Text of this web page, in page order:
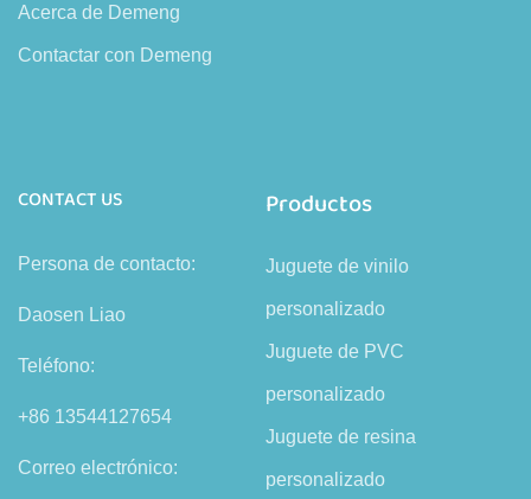
Acerca de Demeng
Contactar con Demeng
CONTACT US
Persona de contacto:
Daosen Liao
Teléfono:
+86 13544127654
Correo electrónico:
Productos
Juguete de vinilo
personalizado
Juguete de PVC
personalizado
Juguete de resina
personalizado